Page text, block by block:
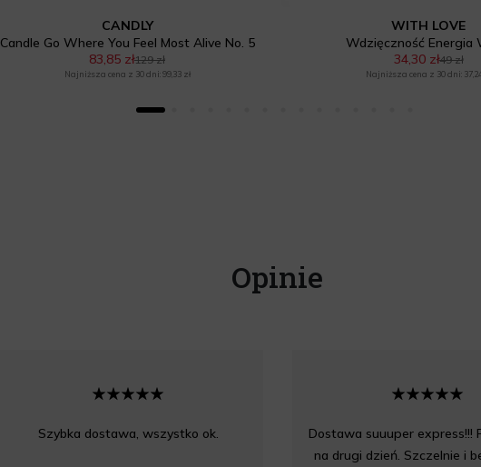
CANDLY
Candle Go Where You Feel Most Alive No. 5
83,85 zł129 zł
Najniższa cena z 30 dni: 99,33 zł
WITH LOVE
Wdzięczność Energia
34,30 zł49 zł
Najniższa cena z 30 dni:
Opinie
Szybka dostawa, wszystko ok.
Dostawa suuuper express!!!
na drugi dzień. Szczelnie i